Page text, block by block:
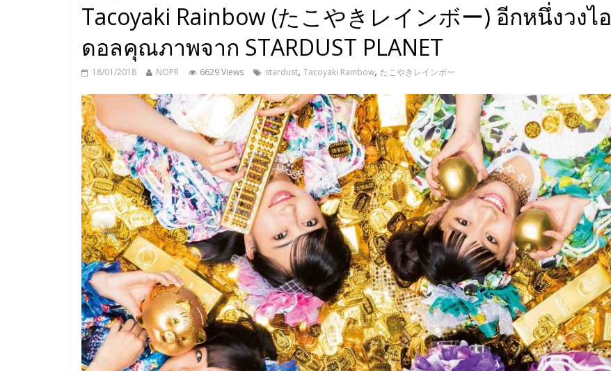
Tacoyaki Rainbow (たこやきレインボー) อีกหนึ่งวงไอ
ดอลคุณภาพจาก STARDUST PLANET
18/01/2018 NOPR 6629 Views stardust, Tacoyaki Rainbow, たこやきレインボー